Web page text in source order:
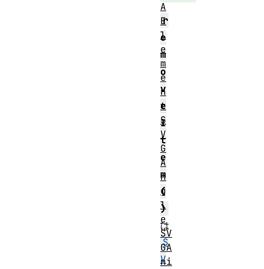
r
e
m
o
v
e
I
t
e
m
(
)
は
S
V
A
E
l
e
m
e
n
t
S
V
G
A
n
g
l
e
SV
GA
ni